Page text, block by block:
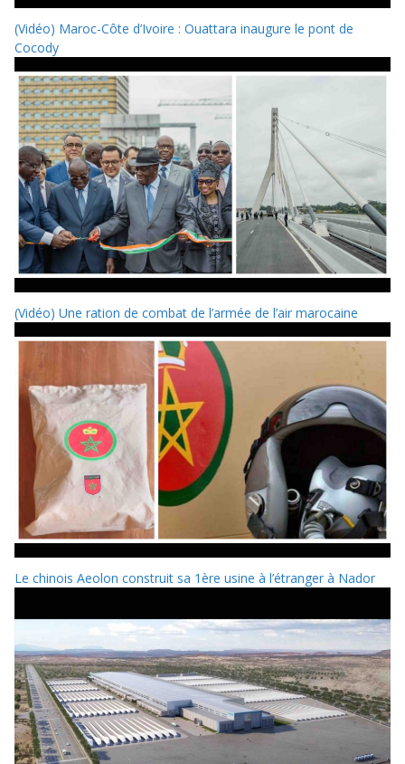
(Vidéo) Maroc-Côte d’Ivoire : Ouattara inaugure le pont de
Cocody
(Vidéo) Une ration de combat de l’armée de l’air marocaine
Le chinois Aeolon construit sa 1ère usine à l’étranger à Nador